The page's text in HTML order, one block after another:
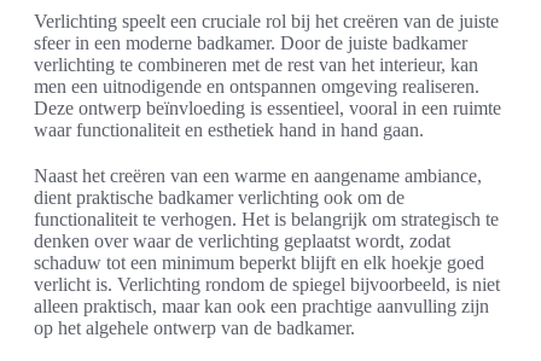
Verlichting speelt een cruciale rol bij het creëren van de juiste
sfeer in een moderne badkamer. Door de juiste badkamer
verlichting te combineren met de rest van het interieur, kan
men een uitnodigende en ontspannen omgeving realiseren.
Deze ontwerp beïnvloeding is essentieel, vooral in een ruimte
waar functionaliteit en esthetiek hand in hand gaan.
Naast het creëren van een warme en aangename ambiance,
dient praktische badkamer verlichting ook om de
functionaliteit te verhogen. Het is belangrijk om strategisch te
denken over waar de verlichting geplaatst wordt, zodat
schaduw tot een minimum beperkt blijft en elk hoekje goed
verlicht is. Verlichting rondom de spiegel bijvoorbeeld, is niet
alleen praktisch, maar kan ook een prachtige aanvulling zijn
op het algehele ontwerp van de badkamer.